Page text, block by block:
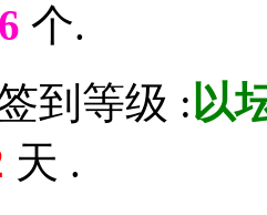
个.
到等级 :以
天 .